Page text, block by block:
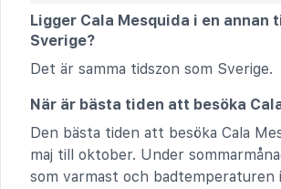
Ligger Cala Mesquida i en annan
Sverige?
Det är samma tidszon som Sverige.
När är bästa tiden att besöka
Den bästa tiden att besöka Cala
maj till oktober. Under
som varmast och badtemperaturen